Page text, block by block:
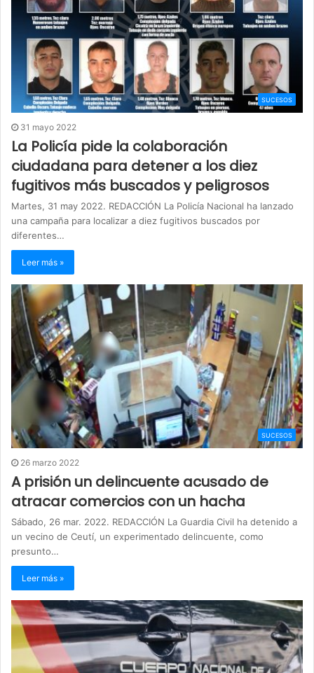
SUCESOS
31 mayo 2022
La Policía pide la colaboración
ciudadana para detener a los diez
fugitivos más buscados y peligrosos
Martes, 31 may 2022. REDACCIÓN La Policía Nacional ha lanzado
una campaña para localizar a diez fugitivos buscados por
diferentes…
Leer más »
SUCESOS
26 marzo 2022
A prisión un delincuente acusado de
atracar comercios con un hacha
Sábado, 26 mar. 2022. REDACCIÓN La Guardia Civil ha detenido a
un vecino de Ceutí, un experimentado delincuente, como
presunto…
Leer más »